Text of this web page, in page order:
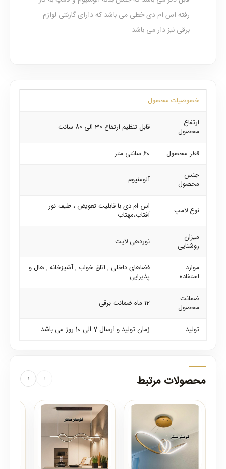
رفته اس ام دی خطی می باشد که دارای گارنتی لوازم
برقی نیز دار می باشد
خصوصیات محصول
ارتفاع
محصول
قابل تنظیم ارتفاع 30 الی 80 سانت
قطر محصول
60 سانتی متر
جنس
محصول
آلومنیوم
نوع لامپ
اس ام دی با قابلیت تعویض ، طیف نور
آفتاب،مهتاب
میزان
روشنایی
نوردهی لایت
موارد
استفاده
فضاهای داخلی , اتاق خواب , آشپزخانه , هال و
پذیرایی
ضمانت
محصول
12 ماه ضمانت برقی
تولید زمان تولید و ارسال 7 الی 10 روز می باشد
محصولات مرتبط ‹
›